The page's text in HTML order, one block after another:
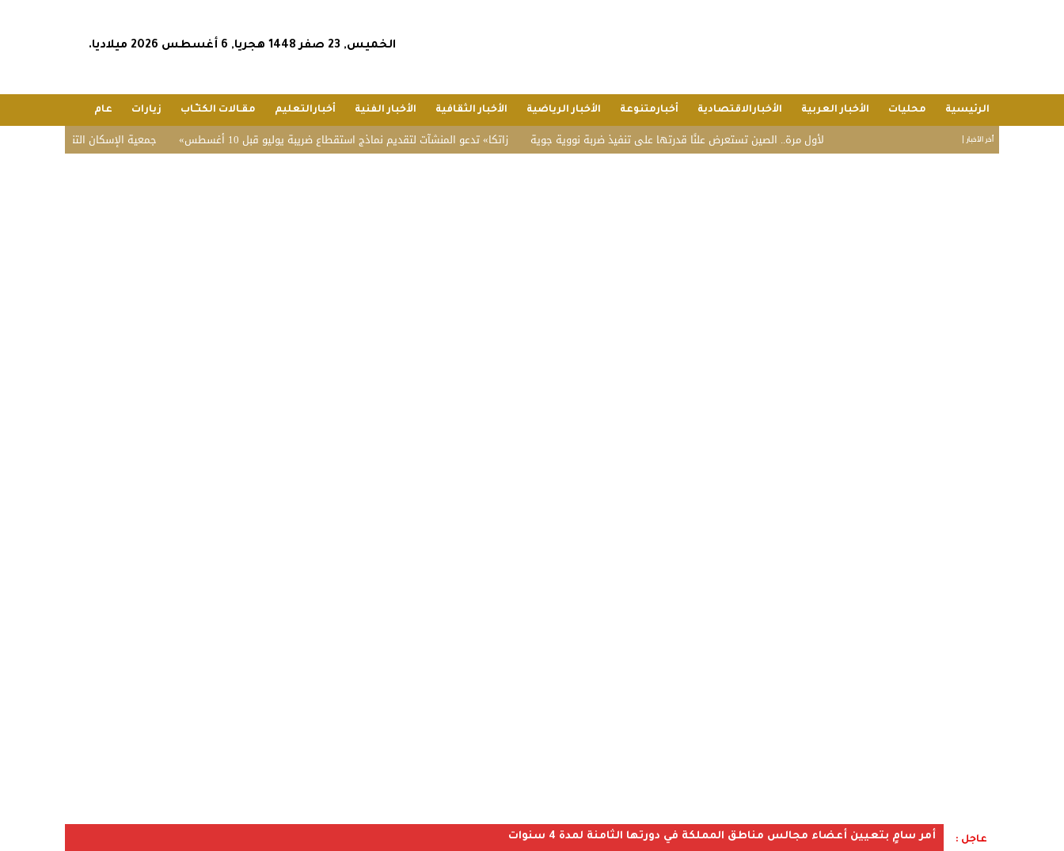
الخميس, 23 صفر 1448 هجريا, 6 أغسطس 2026 ميلاديا.
الرئيسية محليات الأخبار العربية الأخبارالاقتصادية أخبارمتنوعة الأخبار الرياضية الأخبار الثقافية الأخبار الفنية أخبارالتعليم مقـالات الكتـّـاب زيارات عام
أخر الأخبار | جمعية الإسكان التنموي بفيضة أثقب تحقق 96.3% في تقييم «زاتكا» تدعو المنشآت لتقديم نماذج استقطاع ضريبة يوليو قبل 10 أغسطس لأول مرة.. الصين تستعرض علنًا قدرتها على تنفيذ ضربة نووية جوية
عاجل : أمر سامٍ بتعيين أعضاء مجالس مناطق المملكة في دورتها الثامنة لمدة 4 سنوات